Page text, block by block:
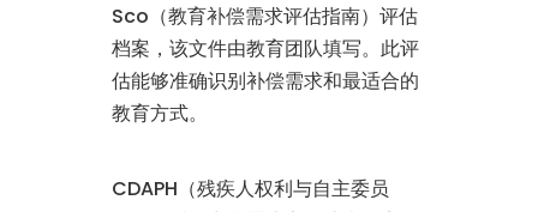
Sco（教育补偿需求评估指南）评估
档案，该文件由教育团队填写。此评
估能够准确识别补偿需求和最适合的
教育方式。
CDAPH（残疾人权利与自主委员